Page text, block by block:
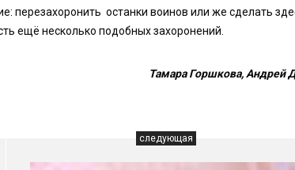
перезахоронить останки воинов или же сделать
ещё несколько подобных захоронений.
Тамара Горшкова, Андрей
следующая